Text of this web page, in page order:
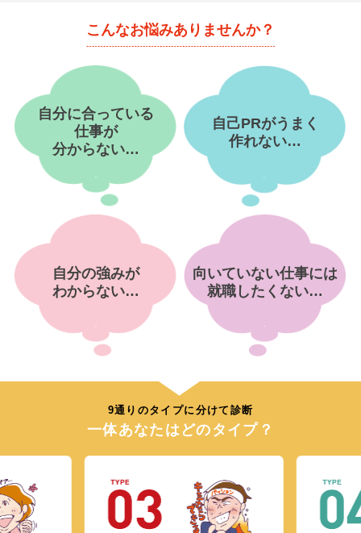
適職診断
あなたに合う仕事を診断！
就活チャンネル
動画で対策講座をチェック
就活ニュースペーパー
就活時事ニュースを更新 不明点があればこちら
こんなお悩みありませんか？
自分に合っている
仕事が
分からない…
自己PRがうまく
作れない…
自分の強みが
わからない…
向いていない仕事には
就職したくない…
9通りのタイプに分けて診断
一体あなたはどのタイプ？